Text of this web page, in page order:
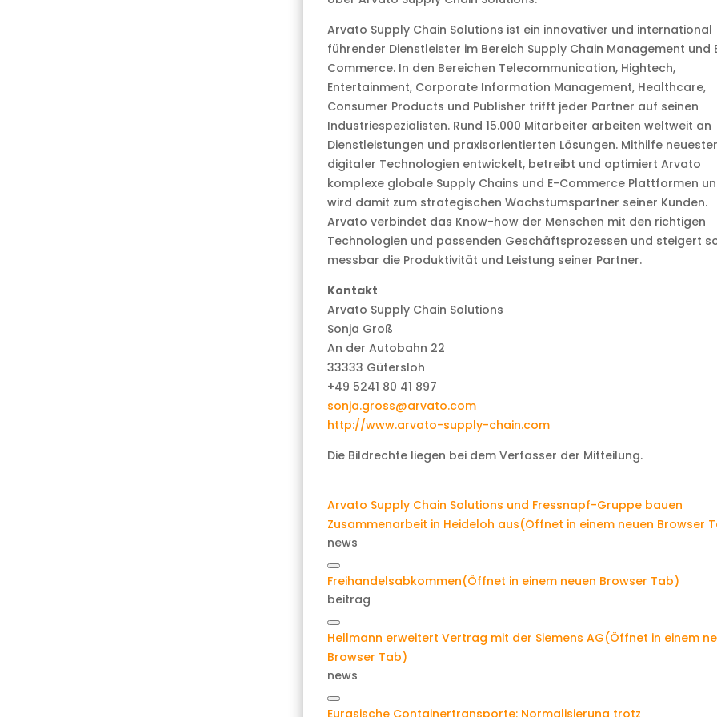
Arvato Supply Chain Solutions ist ein innovativer und international
führender Dienstleister im Bereich Supply Chain Management und
Commerce. In den Bereichen Telecommunication, Hightech,
Entertainment, Corporate Information Management, Healthcare,
Consumer Products und Publisher trifft jeder Partner auf seinen
Industriespezialisten. Rund 15.000 Mitarbeiter arbeiten weltweit an
Dienstleistungen und praxisorientierten Lösungen. Mithilfe neuester
digitaler Technologien entwickelt, betreibt und optimiert Arvato
komplexe globale Supply Chains und E-Commerce Plattformen
wird damit zum strategischen Wachstumspartner seiner Kunden.
Arvato verbindet das Know-how der Menschen mit den richtigen
Technologien und passenden Geschäftsprozessen und steigert
messbar die Produktivität und Leistung seiner Partner.
Kontakt
Arvato Supply Chain Solutions
Sonja Groß
An der Autobahn 22
33333 Gütersloh
+49 5241 80 41 897
sonja.gross@arvato.com
http://www.arvato-supply-chain.com
Die Bildrechte liegen bei dem Verfasser der Mitteilung.
Arvato Supply Chain Solutions und Fressnapf-Gruppe bauen
Zusammenarbeit in Heideloh aus(Öffnet in einem neuen Browser
news
Copy
link
Freihandelsabkommen(Öffnet in einem neuen Browser Tab)
beitrag
Copy
link
Hellmann erweitert Vertrag mit der Siemens AG(Öffnet in einem
Browser Tab)
news
Copy